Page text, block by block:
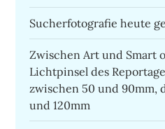
Sucherfotografie heute
Zwischen Art und Smart
Lichtpinsel des
zwischen 50 und 90mm,
und 120mm